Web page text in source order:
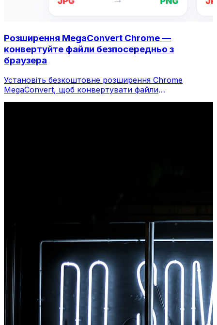
Розширення MegaConvert Chrome —
конвертуйте файли безпосередньо з
браузера
Установіть безкоштовне розширення Chrome
MegaConvert, щоб конвертувати файли